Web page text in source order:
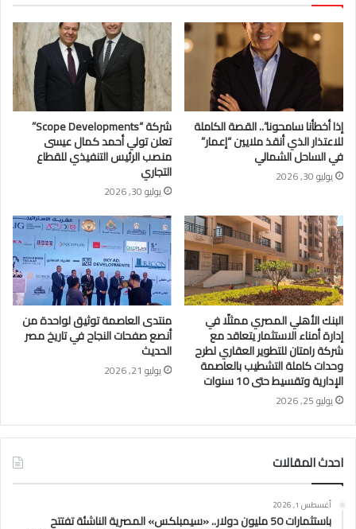
إذا أخطأنا سامحونا”.. القصة الكاملة
للاعتذار الذي أنقذ ملايين “إعمار”
في الساحل الشمالي
يوليو 30, 2026
شركة “Scope Developments”
تعلن تولي أحمد كمال عيسى
منصب الرئيس التنفيذي للقطاع
التجاري
يوليو 30, 2026
البنك الأهلي المصري ممثلًا في
إدارة أمناء الاستثمار يتعاقد مع
شركة رامتان للتطوير العقاري لطرح
وحدات كاملة التشطيب بالعاصمة
الإدارية وتقسيط حتى 10 سنوات
يوليو 25, 2026
منتدى العاصمة توثيق لواحدة من
أنصع صفحات النجاح في تاريخ مصر
الحديث
يوليو 21, 2026
احدث المقالات
أغسطس 1, 2026
باستثمارات 50 مليون دولار.. «سيمبلكس» المصرية الناشئة تفتتح